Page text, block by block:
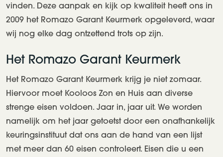
vinden. Deze aanpak en kijk op kwaliteit heeft ons in
2009 het Romazo Garant Keurmerk opgeleverd, waar
wij nog elke dag ontzettend trots op zijn.
Het Romazo Garant Keurmerk
Het Romazo Garant Keurmerk krijg je niet zomaar.
Hiervoor moet Kooloos Zon en Huis aan diverse
strenge eisen voldoen. Jaar in, jaar uit. We worden
namelijk om het jaar getoetst door een onafhankelijk
keuringsinstituut dat ons aan de hand van een lijst
met meer dan 60 eisen controleert. Eisen die u een